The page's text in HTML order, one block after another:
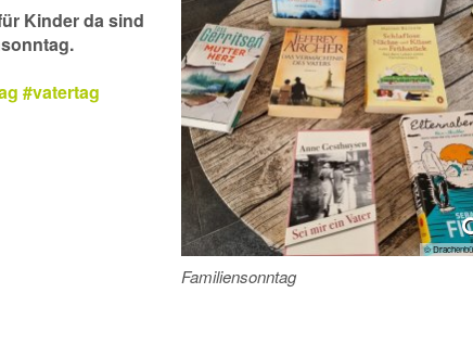
©
Familiensonntag
Kinder da sind
#vatertag